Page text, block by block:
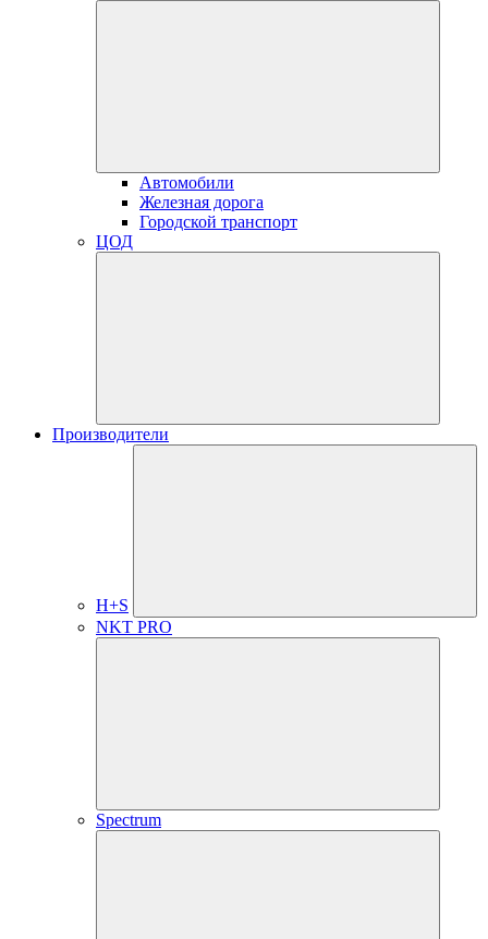
Автомобили
Железная дорога
Городской транспорт
ЦОД
Производители
H+S
NKT PRO
Spectrum